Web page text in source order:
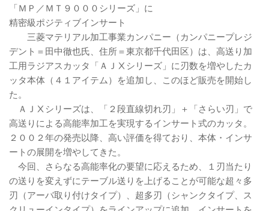
「ＭＰ／ＭＴ９０００シリーズ」に
精密級ポジティブインサート
三菱マテリアル加工事業カンパニー（カンパニープレジ
デント＝田中徹也氏、住所＝東京都千代田区）は、高送り加
工用ラジアスカッタ「ＡＪⅩシリーズ」に刃数を増やしたカ
ッタ本体（４１アイテム）を追加し、このほど販売を開始し
た。
ＡＪⅩシリーズは、「２段直線切れ刃」＋「さらい刃」で
高送りによる高能率加工を実現するインサート式のカッタ。
２００２年の発売以降、高い評価を得ており、本体・インサ
ートの展開を増やしてきた。
今回、さらなる高能率化の要望に応えるため、１刃当たり
の送りを変えずにテーブル送りを上げることが可能な超々多
刃（アーバ取り付けタイプ）、超多刃（シャンクタイプ、ス